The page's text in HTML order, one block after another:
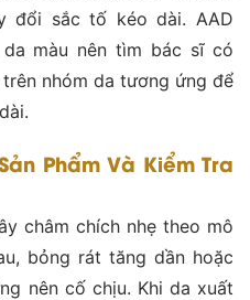
đổi sắc tố kéo dài. AAD
màu nên tìm bác sĩ có
nhóm da tương ứng để
Phẩm Và Kiểm Tra
châm chích nhẹ theo mô
bỏng rát tăng dần hoặc
nên cố chịu. Khi da xuất